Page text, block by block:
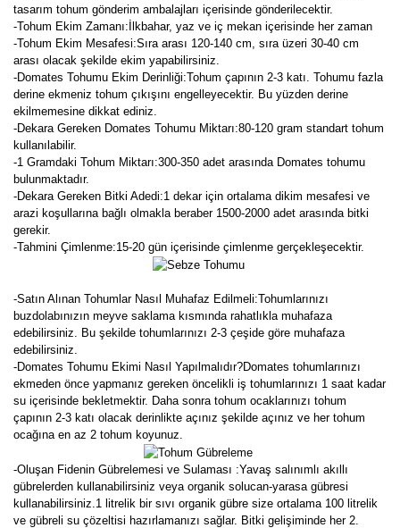
tasarım tohum gönderim ambalajları içerisinde gönderilecektir.
-Tohum Ekim Zamanı:İlkbahar, yaz ve iç mekan içerisinde her zaman
-Tohum Ekim Mesafesi:Sıra arası 120-140 cm, sıra üzeri 30-40 cm
arası olacak şekilde ekim yapabilirsiniz.
-Domates Tohumu Ekim Derinliği:Tohum çapının 2-3 katı. Tohumu fazla
derine ekmeniz tohum çıkışını engelleyecektir. Bu yüzden derine
ekilmemesine dikkat ediniz.
-Dekara Gereken Domates Tohumu Miktarı:80-120 gram standart tohum
kullanılabilir.
-1 Gramdaki Tohum Miktarı:300-350 adet arasında Domates tohumu
bulunmaktadır.
-Dekara Gereken Bitki Adedi:1 dekar için ortalama dikim mesafesi ve
arazi koşullarına bağlı olmakla beraber 1500-2000 adet arasında bitki
gerekir.
-Tahmini Çimlenme:15-20 gün içerisinde çimlenme gerçekleşecektir.
-Satın Alınan Tohumlar Nasıl Muhafaz Edilmeli:Tohumlarınızı
buzdolabınızın meyve saklama kısmında rahatlıkla muhafaza
edebilirsiniz. Bu şekilde tohumlarınızı 2-3 çeşide göre muhafaza
edebilirsiniz.
-Domates Tohumu Ekimi Nasıl Yapılmalıdır?Domates tohumlarınızı
ekmeden önce yapmanız gereken öncelikli iş tohumlarınızı 1 saat kadar
su içerisinde bekletmektir. Daha sonra tohum ocaklarınızı tohum
çapının 2-3 katı olacak derinlikte açınız şekilde açınız ve her tohum
ocağına en az 2 tohum koyunuz.
-Oluşan Fidenin Gübrelemesi ve Sulaması :Yavaş salınımlı akıllı
gübrelerden kullanabilirsiniz veya organik solucan-yarasa gübresi
kullanabilirsiniz.1 litrelik bir sıvı organik gübre size ortalama 100 litrelik
ve gübreli su çözeltisi hazırlamanızı sağlar. Bitki gelişiminde her 2.